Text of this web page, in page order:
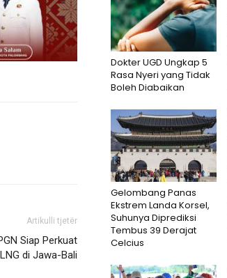
Artikulli tjetër
Siap Perkuat
di Jawa-Bali
Dokter UGD Ungkap 5
Rasa Nyeri yang Tidak
Boleh Diabaikan
Gelombang Panas
Ekstrem Landa Korsel,
Suhunya Diprediksi
Tembus 39 Derajat
Celcius